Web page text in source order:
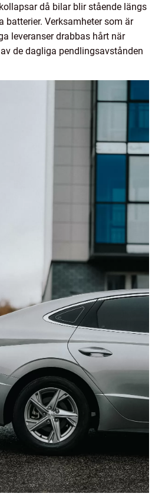
då bilar blir stående längs
batterier. Verksamheter som är
leveranser drabbas hårt när
de dagliga pendlingsavstånden